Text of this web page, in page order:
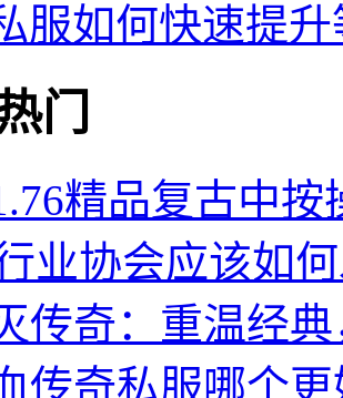
服如何快速提
门
精品复古中
业协会应该如
传奇：重温经
传奇私服哪个